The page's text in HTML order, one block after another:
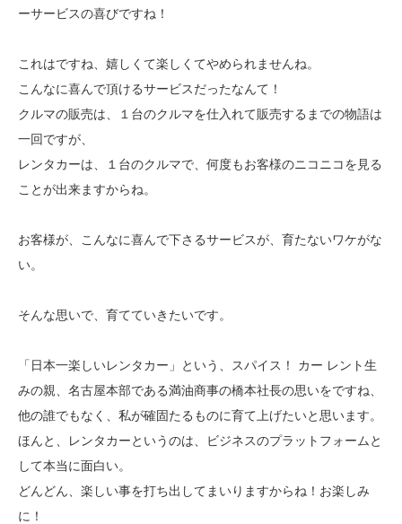
ーサービスの喜びですね！
これはですね、嬉しくて楽しくてやめられませんね。
こんなに喜んで頂けるサービスだったなんて！
クルマの販売は、１台のクルマを仕入れて販売するまでの物語は
一回ですが、
レンタカーは、１台のクルマで、何度もお客様のニコニコを見る
ことが出来ますからね。
お客様が、こんなに喜んで下さるサービスが、育たないワケがな
い。
そんな思いで、育てていきたいです。
「日本一楽しいレンタカー」という、スパイス！ カー レント生
みの親、名古屋本部である満油商事の橋本社長の思いをですね、
他の誰でもなく、私が確固たるものに育て上げたいと思います。
ほんと、レンタカーというのは、ビジネスのプラットフォームと
して本当に面白い。
どんどん、楽しい事を打ち出してまいりますからね！お楽しみ
に！